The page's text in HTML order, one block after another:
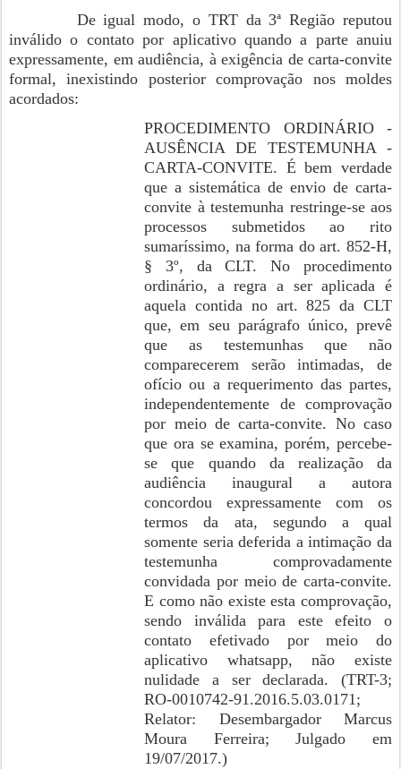
De igual modo, o TRT da 3ª Região reputou
inválido o contato por aplicativo quando a parte anuiu
expressamente, em audiência, à exigência de carta-convite
formal, inexistindo posterior comprovação nos moldes
acordados:
PROCEDIMENTO ORDINÁRIO -
AUSÊNCIA DE TESTEMUNHA -
CARTA-CONVITE. É bem verdade
que a sistemática de envio de carta-
convite à testemunha restringe-se aos
processos submetidos ao rito
sumaríssimo, na forma do art. 852-H,
§ 3º, da CLT. No procedimento
ordinário, a regra a ser aplicada é
aquela contida no art. 825 da CLT
que, em seu parágrafo único, prevê
que as testemunhas que não
comparecerem serão intimadas, de
ofício ou a requerimento das partes,
independentemente de comprovação
por meio de carta-convite. No caso
que ora se examina, porém, percebe-
se que quando da realização da
audiência inaugural a autora
concordou expressamente com os
termos da ata, segundo a qual
somente seria deferida a intimação da
testemunha comprovadamente
convidada por meio de carta-convite.
E como não existe esta comprovação,
sendo inválida para este efeito o
contato efetivado por meio do
aplicativo whatsapp, não existe
nulidade a ser declarada. (TRT-3;
RO-0010742-91.2016.5.03.0171;
Relator: Desembargador Marcus
Moura Ferreira; Julgado em
19/07/2017.)